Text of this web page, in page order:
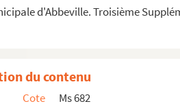
d'Abbeville. Troisième
et dans les environs, 1436-1809 ;Pièc...
Perthes (1788-1868).
du contenu
Cote
Ms 682